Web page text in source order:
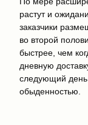
растут и
заказчики
во второй
быстрее, чем
дневную
следующий день
обыденностью.